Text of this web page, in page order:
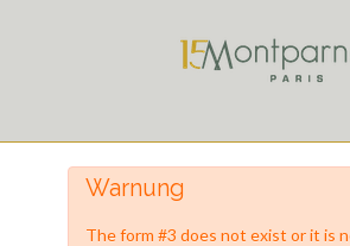
Warnung
The form #3 does not exist or it is